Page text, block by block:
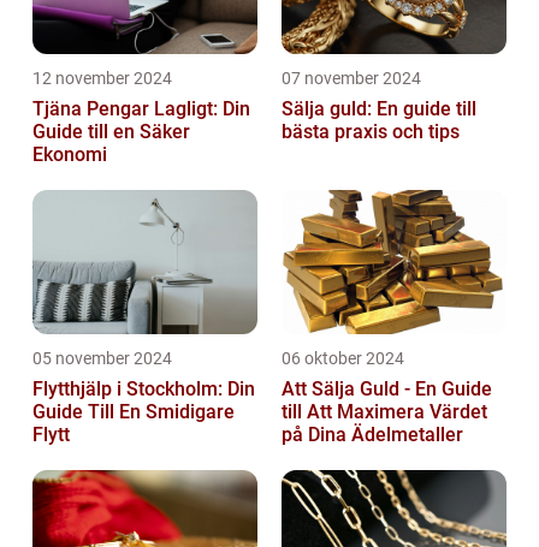
12 november 2024
Tjäna Pengar Lagligt: Din
Guide till en Säker
Ekonomi
07 november 2024
Sälja guld: En guide till
bästa praxis och tips
05 november 2024
Flytthjälp i Stockholm: Din
Guide Till En Smidigare
Flytt
06 oktober 2024
Att Sälja Guld - En Guide
till Att Maximera Värdet
på Dina Ädelmetaller